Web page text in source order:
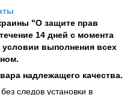
"О защите прав
14 дней с момента
условии выполнения всех
надлежащего качества.
следов установки в